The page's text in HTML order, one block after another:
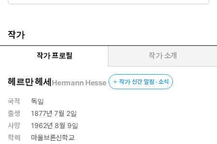
작가
작가 프로필 작가 소개
헤르만 헤세Hermann Hesse 작가 신간 알림 · 소식
국적
독일
출생
1877년 7월 2일
사망
1962년 8월 9일
학력
마울브론신학교